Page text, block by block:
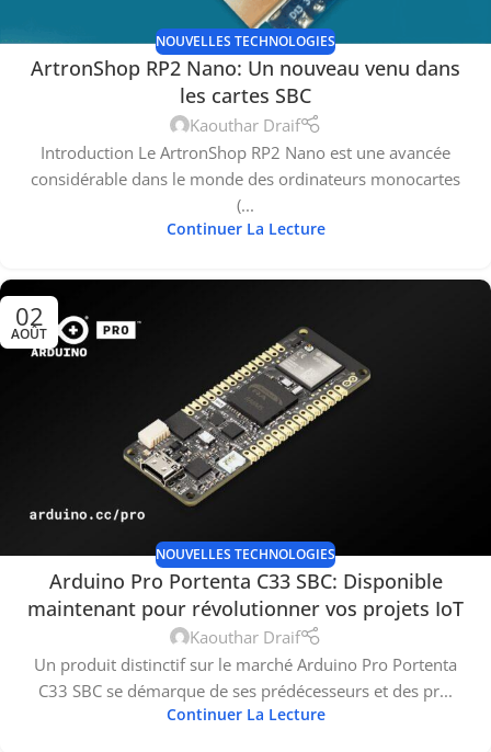
NOUVELLES TECHNOLOGIES
ArtronShop RP2 Nano: Un nouveau venu dans
les cartes SBC
Kaouthar Draif
Introduction Le ArtronShop RP2 Nano est une avancée
considérable dans le monde des ordinateurs monocartes
(...
Continuer La Lecture
02
AOÛT
NOUVELLES TECHNOLOGIES
Arduino Pro Portenta C33 SBC: Disponible
maintenant pour révolutionner vos projets IoT
Kaouthar Draif
Un produit distinctif sur le marché Arduino Pro Portenta
C33 SBC se démarque de ses prédécesseurs et des pr...
Continuer La Lecture